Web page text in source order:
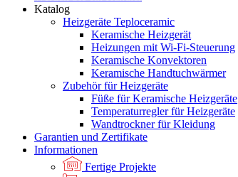
Katalog
Heizgeräte Teploceramic
Keramische Heizgerät
Heizungen mit Wi-Fi-Steuerung
Keramische Konvektoren
Keramische Handtuchwärmer
Zubehör für Heizgeräte
Füße für Keramische Heizgeräte
Temperaturregler für Heizgeräte
Wandtrockner für Kleidung
Garantien und Zertifikate
Informationen
Fertige Projekte